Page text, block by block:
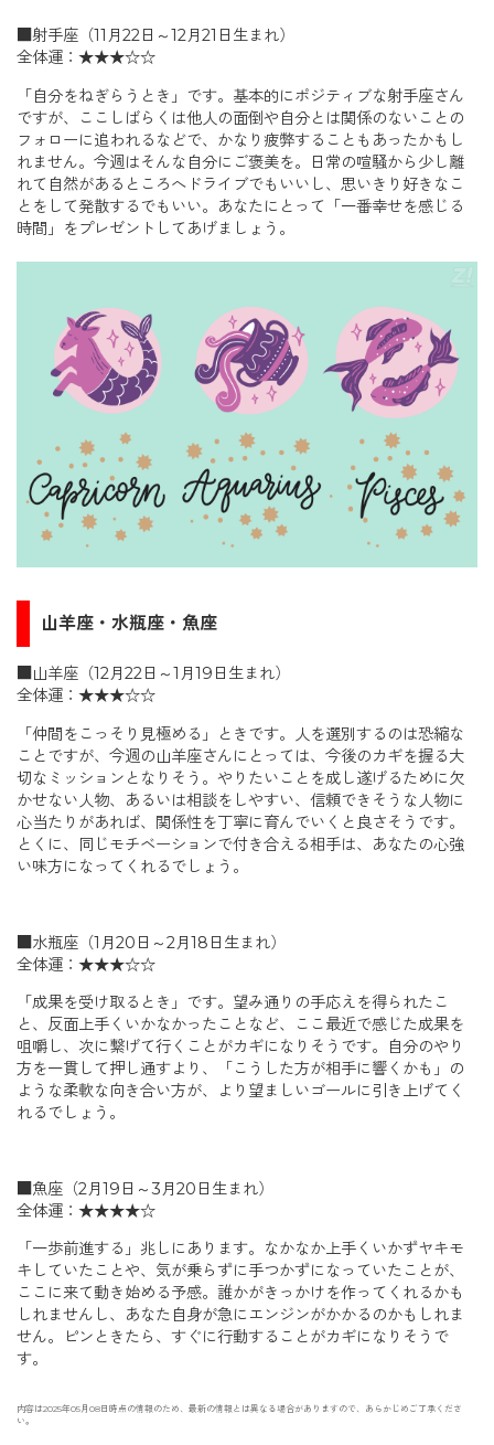
■射手座（11月22日～12月21日生まれ）
全体運：★★★☆☆
「自分をねぎらうとき」です。基本的にポジティブな射手座さん
ですが、ここしばらくは他人の面倒や自分とは関係のないことの
フォローに追われるなどで、かなり疲弊することもあったかもし
れません。今週はそんな自分にご褒美を。日常の喧騒から少し離
れて自然があるところへドライブでもいいし、思いきり好きなこ
とをして発散するでもいい。あなたにとって「一番幸せを感じる
時間」をプレゼントしてあげましょう。
山羊座・水瓶座・魚座
■山羊座（12月22日～1月19日生まれ）
全体運：★★★☆☆
「仲間をこっそり見極める」ときです。人を選別するのは恐縮な
ことですが、今週の山羊座さんにとっては、今後のカギを握る大
切なミッションとなりそう。やりたいことを成し遂げるために欠
かせない人物、あるいは相談をしやすい、信頼できそうな人物に
心当たりがあれば、関係性を丁寧に育んでいくと良さそうです。
とくに、同じモチベーションで付き合える相手は、あなたの心強
い味方になってくれるでしょう。
■水瓶座（1月20日～2月18日生まれ）
全体運：★★★☆☆
「成果を受け取るとき」です。望み通りの手応えを得られたこ
と、反面上手くいかなかったことなど、ここ最近で感じた成果を
咀嚼し、次に繋げて行くことがカギになりそうです。自分のやり
方を一貫して押し通すより、「こうした方が相手に響くかも」の
ような柔軟な向き合い方が、より望ましいゴールに引き上げてく
れるでしょう。
■魚座（2月19日～3月20日生まれ）
全体運：★★★★☆
「一歩前進する」兆しにあります。なかなか上手くいかずヤキモ
キしていたことや、気が乗らずに手つかずになっていたことが、
ここに来て動き始める予感。誰かがきっかけを作ってくれるかも
しれませんし、あなた自身が急にエンジンがかかるのかもしれま
せん。ピンときたら、すぐに行動することがカギになりそうで
す。
内容は2025年05月08日時点の情報のため、最新の情報とは異なる場合がありますので、あらかじめご了承くださ
い。